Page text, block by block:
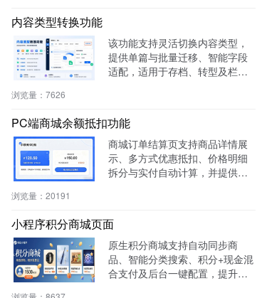
内容类型转换功能
该功能支持灵活切换内容类型，
提供单篇与批量迁移、智能字段
适配，适用于存档、转型及栏目
浏览量： 7626
PC端商城余额抵扣功能
商城订单结算页支持商品详情展
示、多方式优惠抵扣、价格明细
拆分与实付自动计算，并提供支
浏览量： 20191
小程序积分商城页面
原生积分商城支持自动同步商
品、智能分类搜索、积分+现金混
合支付及后台一键配置，提升用